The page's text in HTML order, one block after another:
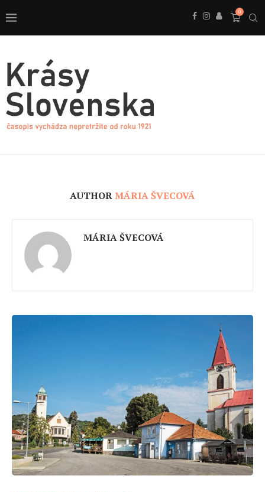
0
AUTHORMÁRIA ŠVECOVÁ
MÁRIA ŠVECOVÁ